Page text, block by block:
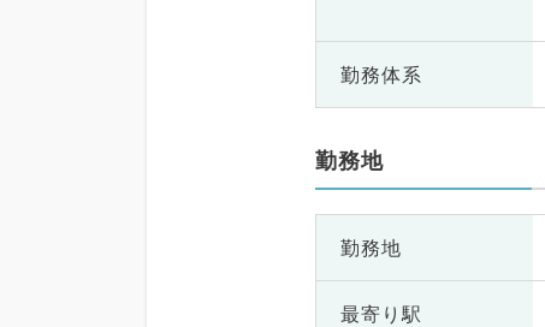
勤務体系
勤務地
勤務地
最寄り駅